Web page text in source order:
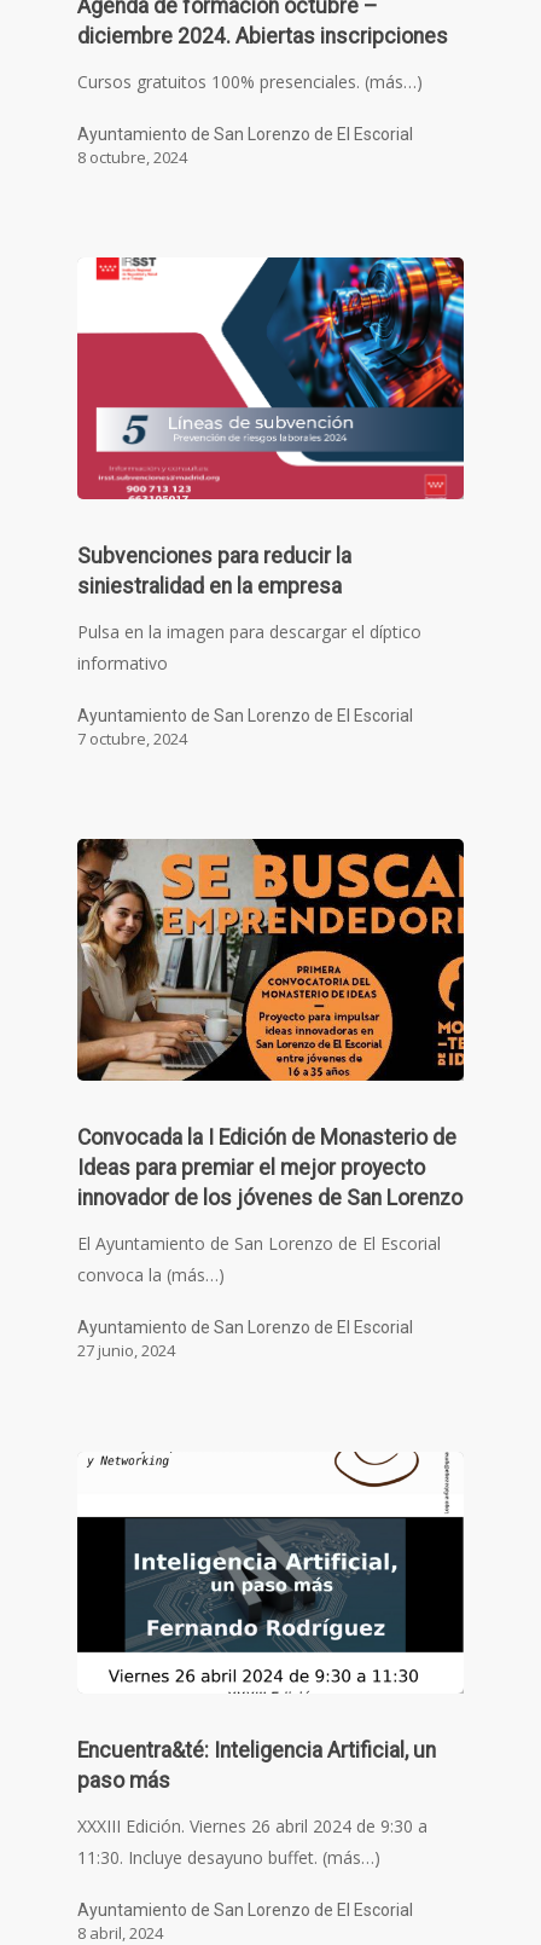
Agenda de formación octubre –
diciembre 2024. Abiertas inscripciones
Cursos gratuitos 100% presenciales. (más…)
Ayuntamiento de San Lorenzo de El Escorial
8 octubre, 2024
Subvenciones para reducir la
siniestralidad en la empresa
Pulsa en la imagen para descargar el díptico
informativo
Ayuntamiento de San Lorenzo de El Escorial
7 octubre, 2024
Convocada la I Edición de Monasterio de
Ideas para premiar el mejor proyecto
innovador de los jóvenes de San Lorenzo
El Ayuntamiento de San Lorenzo de El Escorial
convoca la (más…)
Ayuntamiento de San Lorenzo de El Escorial
27 junio, 2024
Encuentra&té: Inteligencia Artificial, un
paso más
XXXIII Edición. Viernes 26 abril 2024 de 9:30 a
11:30. Incluye desayuno buffet. (más…)
Ayuntamiento de San Lorenzo de El Escorial
8 abril, 2024